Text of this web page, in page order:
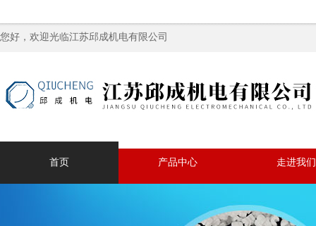
您好，欢迎光临江苏邱成机电有限公司
首页 产品中心 走进我们